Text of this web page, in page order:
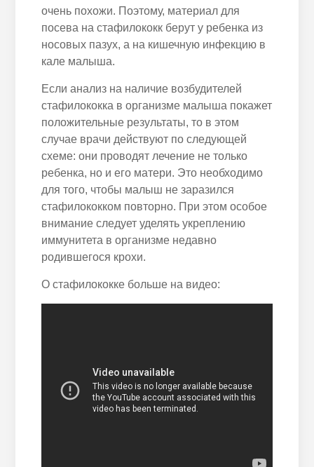
очень похожи. Поэтому, материал для
посева на стафилококк берут у ребенка из
носовых пазух, а на кишечную инфекцию в
кале малыша.
Если анализ на наличие возбудителей
стафилококка в организме малыша покажет
положительные результаты, то в этом
случае врачи действуют по следующей
схеме: они проводят лечение не только
ребенка, но и его матери. Это необходимо
для того, чтобы малыш не заразился
стафилококком повторно. При этом особое
внимание следует уделять укреплению
иммунитета в организме недавно
родившегося крохи.
О стафилококке больше на видео: